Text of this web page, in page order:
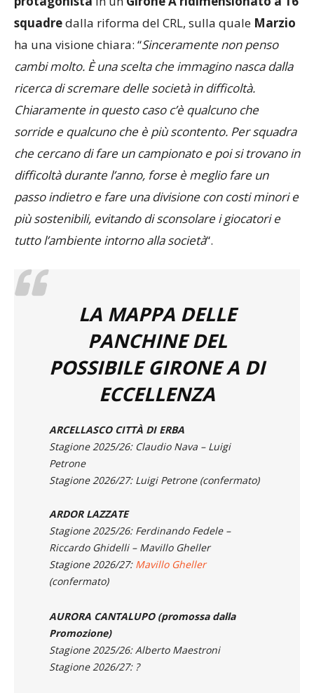
ha una visione chiara: “ Sinceramente non penso
cambi molto. È una scelta che immagino nasca dalla
ricerca di scremare delle società in difficoltà.
Chiaramente in questo caso c’è qualcuno che
sorride e qualcuno che è più scontento. Per squadra
che cercano di fare un campionato e poi si trovano in
difficoltà durante l’anno, forse è meglio fare un
passo indietro e fare una divisione con costi minori e
più sostenibili, evitando di sconsolare i giocatori e
tutto l’ambiente intorno alla società“.
PANCHINE DEL
POSSIBILE GIRONE A DI
ECCELLENZA
ARCELLASCO CITTÀ DI ERBA
Petrone
Stagione 2026/27: Luigi Petrone (confermato)
ARDOR LAZZATE
Riccardo Ghidelli – Mavillo Gheller
Stagione 2026/27: Mavillo Gheller
(confermato)
AURORA CANTALUPO (promossa dalla
Stagione 2025/26: Alberto Maestroni
Stagione 2026/27: ?
BESNATESE